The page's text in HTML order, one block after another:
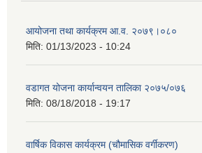
आयोजना तथा कार्यक्रम आ.व. २०७९।०८०
मिति: 01/13/2023 - 10:24
वडागत योजना कार्यान्वयन तालिका २०७५/०७६
मिति: 08/18/2018 - 19:17
वार्षिक विकास कार्यक्रम (चौमासिक वर्गीकरण)